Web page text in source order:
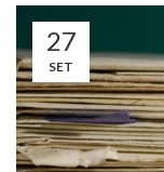
27
SET